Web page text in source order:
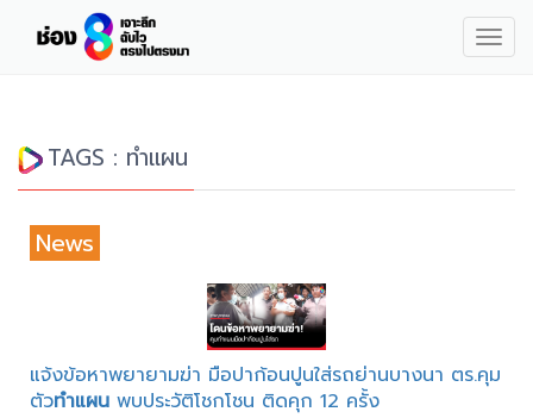
TAGS : ทำแผน
News
แจ้งข้อหาพยายามฆ่า มือปาก้อนปูนใส่รถย่านบางนา ตร.คุม
ตัวทำแผน พบประวัติโชกโชน ติดคุก 12 ครั้ง